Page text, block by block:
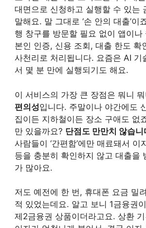
대면으로 신청하고 실행할 수 있는
말해요. 말 그대로 ‘손 안의 대출’이
행 창구를 방문할 필요 없이 앱이나
본인 인증, 신용 조회, 대출 한도 확
사천리로 처리됩니다. 요즘은 AI 기
서 몇 분 만에 실행되기도 해요.
이 서비스의 가장 큰 장점은 뭐니
편의성입니다. 주말이나 야간에도
집이든 지하철이든 장소 구애도 없
만 있을까요? 단점도 만만치 않습니
사람들이 ‘간편함’에만 매료돼서 이
등을 충분히 확인하지 않고 대출을
가 많아요.
저도 예전에 한 번, 휴대폰 요금 밀
적 있었는데요. 알고 보니 1금융권
제2금융권 상품이더라고요. 상환